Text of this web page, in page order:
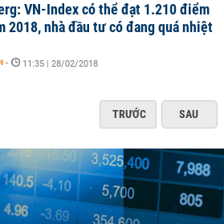
VN-Index có thể đạt 1.210 điểm
2018, nhà đầu tư có đang quá nhiệt
- 11:35 | 28/02/2018
TRƯỚC SAU